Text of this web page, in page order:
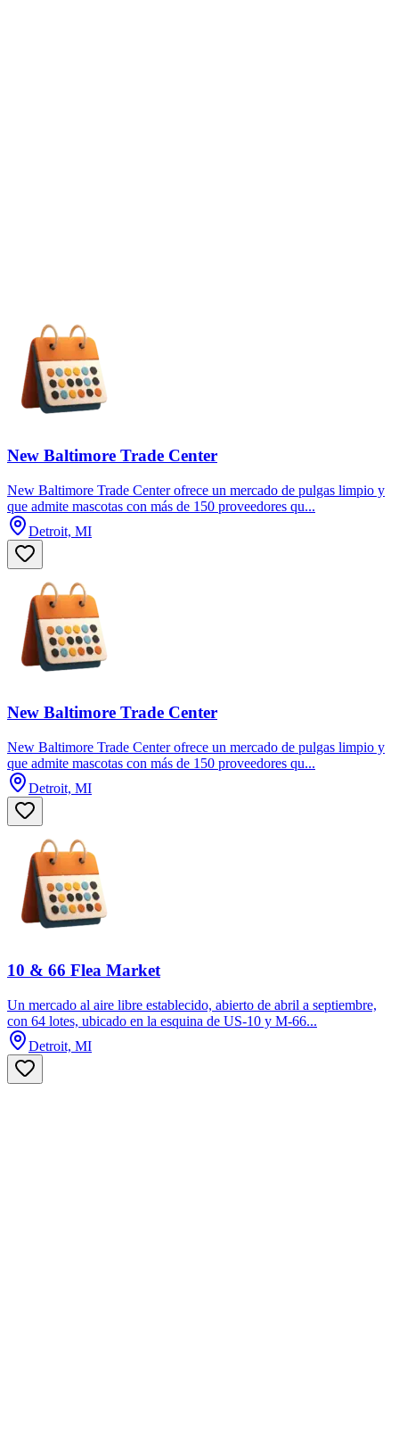
New Baltimore Trade Center
New Baltimore Trade Center ofrece un mercado de pulgas limpio y
que admite mascotas con más de 150 proveedores qu...
Detroit, MI
New Baltimore Trade Center
New Baltimore Trade Center ofrece un mercado de pulgas limpio y
que admite mascotas con más de 150 proveedores qu...
Detroit, MI
10 & 66 Flea Market
Un mercado al aire libre establecido, abierto de abril a septiembre,
con 64 lotes, ubicado en la esquina de US-10 y M-66...
Detroit, MI